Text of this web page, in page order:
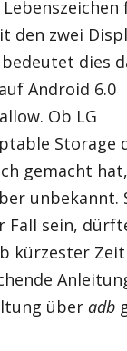
den zwei
dies
Android 6.0
Ob LG
Storage
gemacht
unbekannt.
Fall sein,
kürzester
über adb